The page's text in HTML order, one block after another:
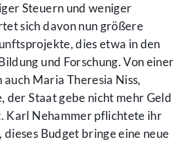
Steuern und weniger
sich davon nun größere
dies etwa in den
und Forschung. Von einer
Maria Theresia Niss,
der Staat gebe nicht mehr Geld
Karl Nehammer pflichtete ihr
Budget bringe eine neue